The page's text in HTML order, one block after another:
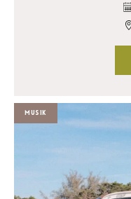
Musik